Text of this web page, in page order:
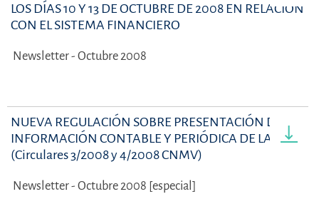
LOS DÍAS 10 Y 13 DE OCTUBRE DE 2008 EN RELACIÓN
CON EL SISTEMA FINANCIERO
Newsletter - Octubre 2008
NUEVA REGULACIÓN SOBRE PRESENTACIÓN DE
INFORMACIÓN CONTABLE Y PERIÓDICA DE LAS IIC
(Circulares 3/2008 y 4/2008 CNMV)
Newsletter - Octubre 2008 [especial]